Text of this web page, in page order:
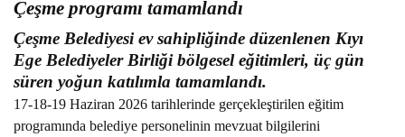
TIME TO DISCOVER
THE UNIQUE STREETS OF ÇEŞME
Çeşme programı tamamlandı
Çeşme Belediyesi ev sahipliğinde düzenlenen Kıyı
Ege Belediyeler Birliği bölgesel eğitimleri, üç gün
süren yoğun katılımla tamamlandı.
17-18-19 Haziran 2026 tarihlerinde gerçekleştirilen eğitim
programında belediye personelinin mevzuat bilgilerini